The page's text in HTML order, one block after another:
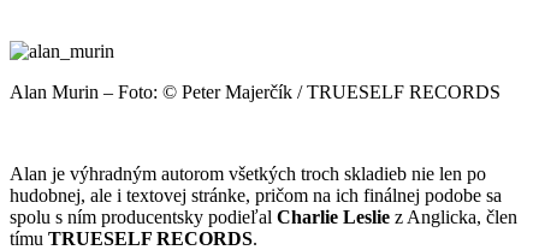
Alan Murin – Foto: © Peter Majerčík / TRUESELF RECORDS
Alan je výhradným autorom všetkých troch skladieb nie len po
hudobnej, ale i textovej stránke, pričom na ich finálnej podobe sa
spolu s ním producentsky podieľal Charlie Leslie z Anglicka, člen
tímu TRUESELF RECORDS.